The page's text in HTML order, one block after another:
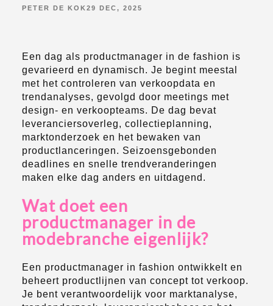
POSTED
PETER DE KOK 29 DEC, 2025
Een dag als productmanager in de fashion is
gevarieerd en dynamisch. Je begint meestal
met het controleren van verkoopdata en
trendanalyses, gevolgd door meetings met
design- en verkoopteams. De dag bevat
leveranciersoverleg, collectieplanning,
marktonderzoek en het bewaken van
productlanceringen. Seizoensgebonden
deadlines en snelle trendveranderingen
maken elke dag anders en uitdagend.
Wat doet een
productmanager in de
modebranche eigenlijk?
Een productmanager in fashion ontwikkelt en
beheert productlijnen van concept tot verkoop.
Je bent verantwoordelijk voor marktanalyse,